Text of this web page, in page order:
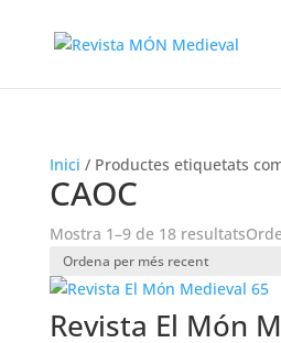
Inici / Productes etiquetats com
CAOC
Mostra 1–9 de 18 resultats
Revista El Món